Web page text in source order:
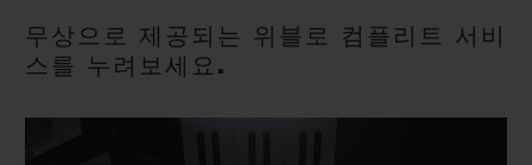
무상으로 제공되는 위블로 컴플리트 서비
스를 누려보세요.
썸머 멀티 컬러 세라믹 피치 세라믹 에센셜 토프